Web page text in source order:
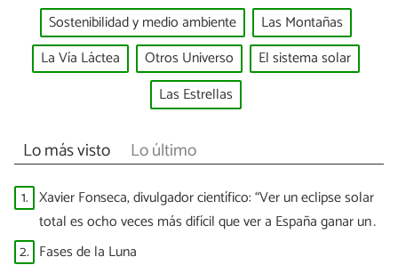
Sostenibilidad y medio ambiente
Las Montañas
La Vía Láctea
Otros Universo
El sistema solar
Las Estrellas
Lo más visto Lo último
1. Xavier Fonseca, divulgador científico: “Ver un eclipse solar
total es ocho veces más difícil que ver a España ganar un
Mundial”
2. Fases de la Luna